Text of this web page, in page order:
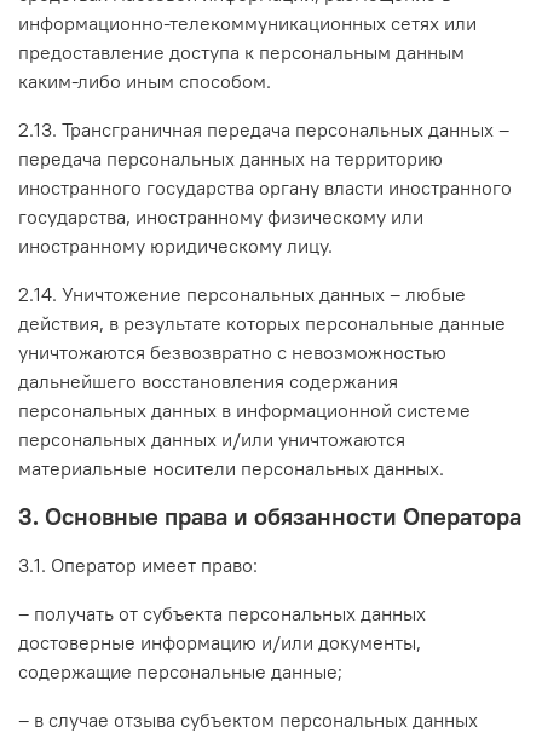
информационно-телекоммуникационных сетях или
предоставление доступа к персональным данным
каким-либо иным способом.
2.13. Трансграничная передача персональных данных –
передача персональных данных на территорию
иностранного государства органу власти иностранного
государства, иностранному физическому или
иностранному юридическому лицу.
2.14. Уничтожение персональных данных – любые
действия, в результате которых персональные данные
уничтожаются безвозвратно с невозможностью
дальнейшего восстановления содержания
персональных данных в информационной системе
персональных данных и/или уничтожаются
материальные носители персональных данных.
3. Основные права и обязанности Оператора
3.1. Оператор имеет право:
– получать от субъекта персональных данных
достоверные информацию и/или документы,
содержащие персональные данные;
– в случае отзыва субъектом персональных данных